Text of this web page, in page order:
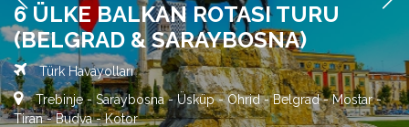
6 ÜLKE BALKAN ROTASI TURU
(BELGRAD & SARAYBOSNA)
Türk Havayolları
Trebinje - Saraybosna - Üsküp - Ohrid - Belgrad - Mostar -
Tiran - Budva - Kotor